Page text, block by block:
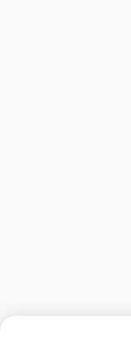
על "אישור"
כאמור. לקריאת